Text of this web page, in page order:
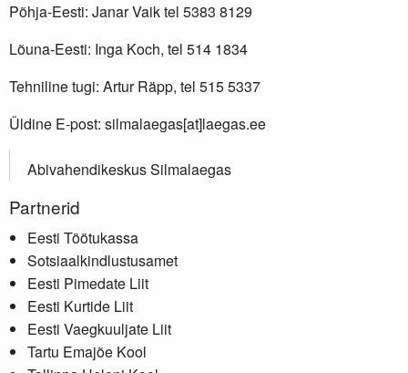
Põhja-Eesti: Janar Vaik tel 5383 8129
Lõuna-Eesti: Inga Koch, tel 514 1834
Tehniline tugi: Artur Räpp, tel 515 5337
Üldine E-post: silmalaegas[at]laegas.ee
Abivahendikeskus Silmalaegas
Partnerid
Eesti Töötukassa
Sotsiaalkindlustusamet
Eesti Pimedate Liit
Eesti Kurtide Liit
Eesti Vaegkuuljate Liit
Tartu Emajõe Kool